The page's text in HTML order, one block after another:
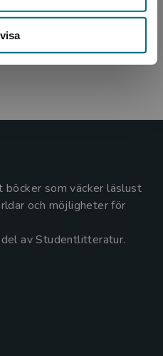
böcker som väcker läslust
och möjligheter för
av Studentlitteratur.